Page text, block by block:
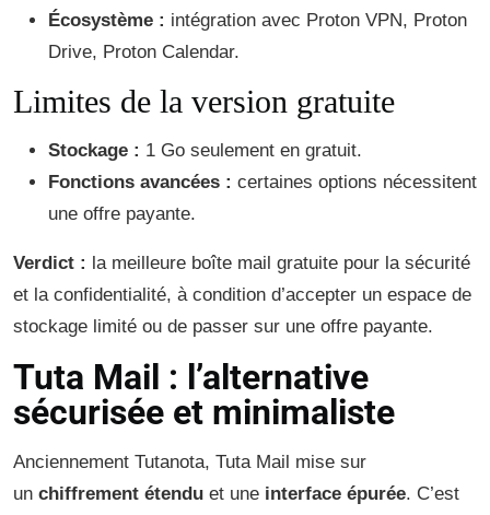
Écosystème : intégration avec Proton VPN, Proton
Drive, Proton Calendar.
Limites de la version gratuite
Stockage : 1 Go seulement en gratuit.
Fonctions avancées : certaines options nécessitent
une offre payante.
Verdict : la meilleure boîte mail gratuite pour la sécurité
et la confidentialité, à condition d’accepter un espace de
stockage limité ou de passer sur une offre payante.
Tuta Mail : l’alternative
sécurisée et minimaliste
Anciennement Tutanota, Tuta Mail mise sur
un chiffrement étendu et une interface épurée. C’est